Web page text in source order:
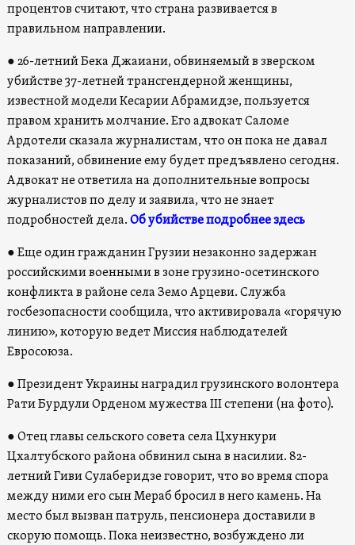
процентов считают, что страна развивается в
правильном направлении.
● 26-летний Бека Джаиани, обвиняемый в зверском
убийстве 37-летней трансгендерной женщины,
известной модели Кесарии Абрамидзе, пользуется
правом хранить молчание. Его адвокат Саломе
Ардотели сказала журналистам, что он пока не давал
показаний, обвинение ему будет предъявлено сегодня.
Адвокат не ответила на дополнительные вопросы
журналистов по делу и заявила, что не знает
подробностей дела. Об убийстве подробнее здесь
● Еще один гражданин Грузии незаконно задержан
российскими военными в зоне грузино-осетинского
конфликта в районе села Земо Арцеви. Служба
госбезопасности сообщила, что активировала «горячую
линию», которую ведет Миссия наблюдателей
Евросоюза.
● Президент Украины наградил грузинского волонтера
Рати Бурдули Орденом мужества III степени (на фото).
● Отец главы сельского совета села Цхункури
Цхалтубского района обвинил сына в насилии. 82-
летний Гиви Сулаберидзе говорит, что во время спора
между ними его сын Мераб бросил в него камень. На
место был вызван патруль, пенсионера доставили в
скорую помощь. Пока неизвестно, возбуждено ли